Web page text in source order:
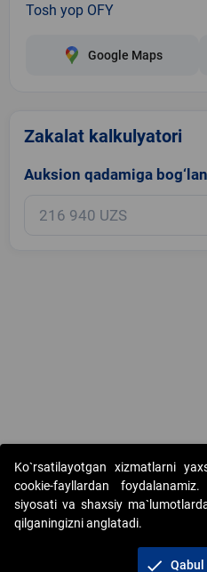
Tosh yop OFY
Google Maps
Zakalat kalkulyatori
Auksion qadamiga
Copyright © 2017-2026. "Elektron
AJ. Barcha huquqlar himoyalangan
Ko`rsatilayotgan xizmatlarni
cookie-fayllardan
siyosati va shaxsiy
qilganingizni anglatadi.
check